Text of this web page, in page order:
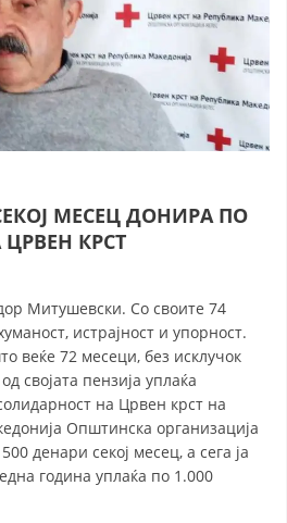
НА ЦКРМ
НА ДВИЖЕЊЕТО
НА ОРГАНИЗАЦИЈАТА
ПРОФЕСИОНАЛНИ ТЕЛА
ЗА ЦКРМ
НА ЦКРМ
МЕСЕЦ ДОНИРА ПО
ЦРВЕН КРСТ
Митушевски. Со своите 74
истрајност и упорност.
веќе 72 месеци, без исклучок
својата пензија уплаќа
на Црвен крст на
Општинска организација
денари секој месец, а сега ја
година уплаќа по 1.000